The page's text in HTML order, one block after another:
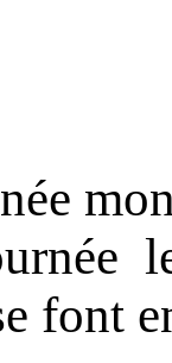
font